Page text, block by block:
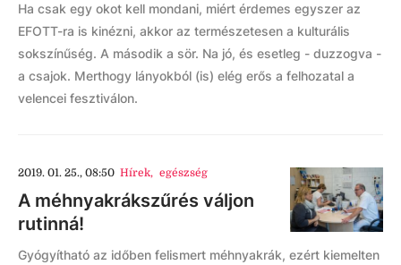
Ha csak egy okot kell mondani, miért érdemes egyszer az
EFOTT-ra is kinézni, akkor az természetesen a kulturális
sokszínűség. A második a sör. Na jó, és esetleg - duzzogva -
a csajok. Merthogy lányokból (is) elég erős a felhozatal a
velencei fesztiválon.
2019. 01. 25., 08:50 Hírek, egészség
A méhnyakrákszűrés váljon
rutinná!
Gyógyítható az időben felismert méhnyakrák, ezért kiemelten